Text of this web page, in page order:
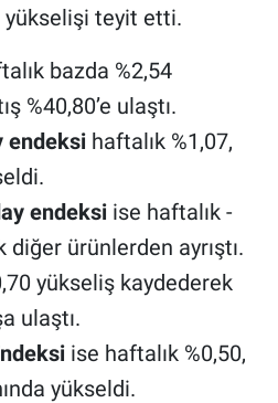
yükselişi teyit etti.
bazda %2,54
%40,80’e ulaştı.
endeksihaftalık %1,07,
endeksiise haftalık -
diğer ürünlerden ayrıştı.
yükseliş kaydederek
ulaştı.
ise haftalık %0,50,
yükseldi.